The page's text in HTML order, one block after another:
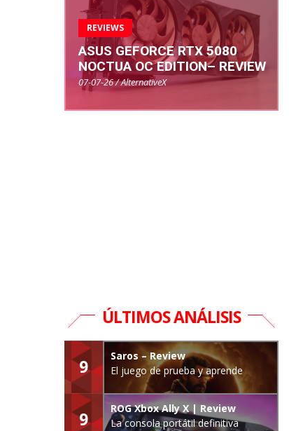
REVIEWS
ASUS GEFORCE RTX 5080
NOCTUA OC EDITION– REVIEW
07-07-26 / AlternativeX
ÚLTIMOS ANÁLISIS
9
Saros – Review
El juego de prueba y aprende
9
ROG Xbox Ally X | Review
La consola portátil definitiva